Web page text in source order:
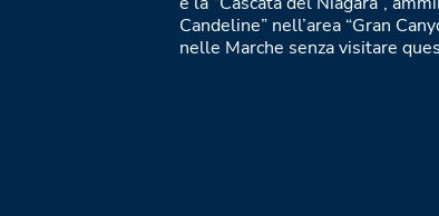
Candeline” nell’area “Gran
nelle Marche senza visitare